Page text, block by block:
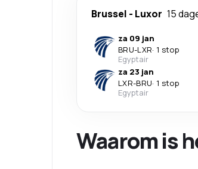
Brussel - Luxor 15
za 09 jan
BRU-LXR· 1 stop
Egyptair
za 23 jan
LXR-BRU· 1 stop
Egyptair
Waarom is